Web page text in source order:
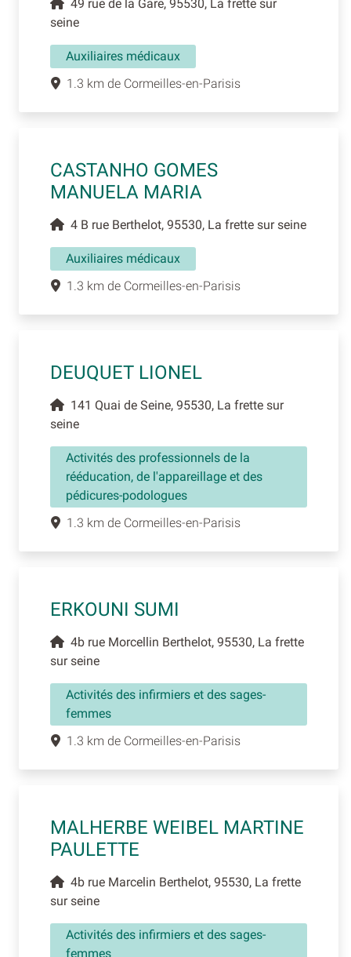
49 rue de la Gare, 95530, La frette sur
seine
Auxiliaires médicaux
1.3 km de Cormeilles-en-Parisis
CASTANHO GOMES
MANUELA MARIA
4 B rue Berthelot, 95530, La frette sur seine
Auxiliaires médicaux
1.3 km de Cormeilles-en-Parisis
DEUQUET LIONEL
141 Quai de Seine, 95530, La frette sur
seine
Activités des professionnels de la
rééducation, de l'appareillage et des
pédicures-podologues
1.3 km de Cormeilles-en-Parisis
ERKOUNI SUMI
4b rue Morcellin Berthelot, 95530, La frette
sur seine
Activités des infirmiers et des sages-
femmes
1.3 km de Cormeilles-en-Parisis
MALHERBE WEIBEL MARTINE
PAULETTE
4b rue Marcelin Berthelot, 95530, La frette
sur seine
Activités des infirmiers et des sages-
femmes